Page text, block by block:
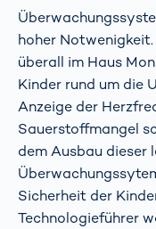
hoher
überall im Haus
Kinder rund um die
Anzeige der
Sauerstoffmangel
dem Ausbau dieser
Sicherheit der
Technologieführer